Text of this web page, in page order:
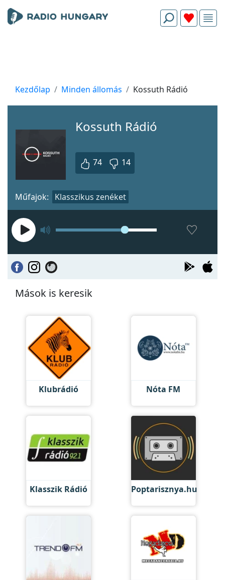
Kezdőlap Minden állomás Kossuth Rádió
Kossuth Rádió
74 14
Műfajok: Klasszikus zenéket
Mások is keresik
Klubrádió Nóta FM
Klasszik Rádió Poptarisznya.hu